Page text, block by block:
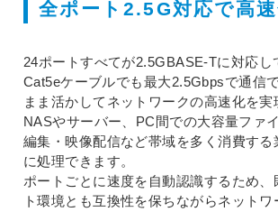
全ポート2.5G対応で高
24ポートすべてが2.5GBASE-Tに対応し
Cat5eケーブルでも最大2.5Gbpsで通信
まま活かしてネットワークの高速化を実
NASやサーバー、PC間での大容量ファ
編集・映像配信など帯域を多く消費する
に処理できます。
ポートごとに速度を自動認識するため、
ト環境とも互換性を保ちながらネット